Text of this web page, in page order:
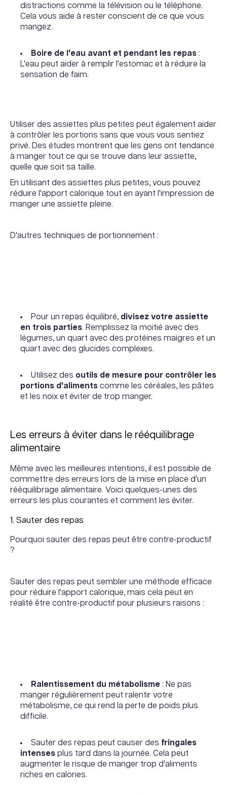
distractions comme la télévision ou le téléphone.
Cela vous aide à rester conscient de ce que vous
mangez.
Boire de l'eau avant et pendant les repas :
L'eau peut aider à remplir l'estomac et à réduire la
sensation de faim.
Utiliser des assiettes plus petites peut également aider
à contrôler les portions sans que vous vous sentiez
privé. Des études montrent que les gens ont tendance
à manger tout ce qui se trouve dans leur assiette,
quelle que soit sa taille.
En utilisant des assiettes plus petites, vous pouvez
réduire l'apport calorique tout en ayant l'impression de
manger une assiette pleine.
D'autres techniques de portionnement :
Pour un repas équilibré, divisez votre assiette
en trois parties. Remplissez la moitié avec des
légumes, un quart avec des protéines maigres et un
quart avec des glucides complexes.
Utilisez des outils de mesure pour contrôler les
portions d'aliments comme les céréales, les pâtes
et les noix et éviter de trop manger.
Les erreurs à éviter dans le rééquilibrage
alimentaire
Même avec les meilleures intentions, il est possible de
commettre des erreurs lors de la mise en place d'un
rééquilibrage alimentaire. Voici quelques-unes des
erreurs les plus courantes et comment les éviter.
1. Sauter des repas
Pourquoi sauter des repas peut être contre-productif
?
Sauter des repas peut sembler une méthode efficace
pour réduire l'apport calorique, mais cela peut en
réalité être contre-productif pour plusieurs raisons :
Ralentissement du métabolisme : Ne pas
manger régulièrement peut ralentir votre
métabolisme, ce qui rend la perte de poids plus
difficile.
Sauter des repas peut causer des fringales
intenses plus tard dans la journée. Cela peut
augmenter le risque de manger trop d'aliments
riches en calories.